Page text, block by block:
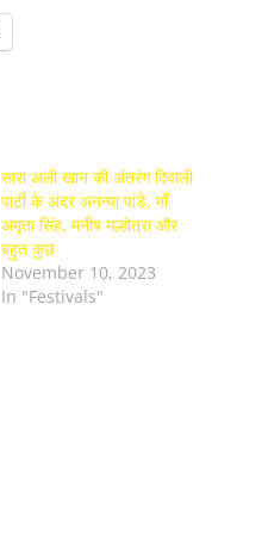
सारा अली खान की अंतरंग दिवाली
पार्टी के अंदर अनन्या पांडे, माँ
अमृता सिंह, मनीष मल्होत्रा ​​​​और
बहुत कुछ
November 10, 2023
In "Festivals"